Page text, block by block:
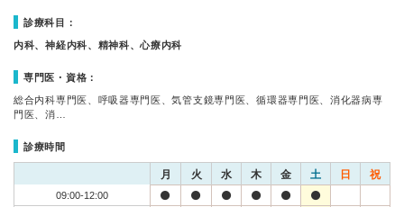
診療科目：
内科、神経内科、精神科、心療内科
専門医・資格：
総合内科専門医、呼吸器専門医、気管支鏡専門医、循環器専門医、消化器病専
門医、消…
診療時間
月 火 水 木 金 土 日 祝
09:00-12:00